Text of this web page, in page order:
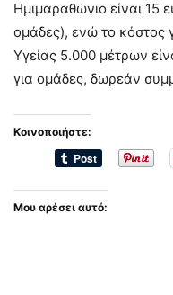
Ημιμαραθώνιο είναι 15
ομάδες), ενώ το κόστος
Υγείας 5.000 μέτρων
για ομάδες, δωρεάν
Κοινοποιήστε:
Μου αρέσει αυτό: